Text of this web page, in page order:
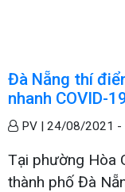
Đà Nẵng thí
nhanh COVID-
PV | 24/08/2021 -
Tại phường Hòa
thành phố Đà